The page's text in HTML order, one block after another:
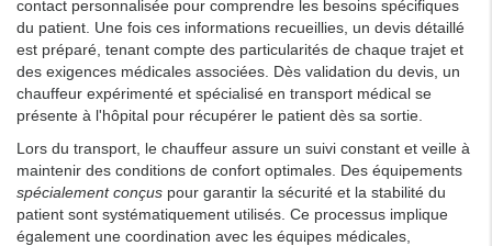
contact personnalisée pour comprendre les besoins spécifiques
du patient. Une fois ces informations recueillies, un devis détaillé
est préparé, tenant compte des particularités de chaque trajet et
des exigences médicales associées. Dès validation du devis, un
chauffeur expérimenté et spécialisé en transport médical se
présente à l'hôpital pour récupérer le patient dès sa sortie.
Lors du transport, le chauffeur assure un suivi constant et veille à
maintenir des conditions de confort optimales. Des équipements
spécialement conçus pour garantir la sécurité et la stabilité du
patient sont systématiquement utilisés. Ce processus implique
également une coordination avec les équipes médicales,